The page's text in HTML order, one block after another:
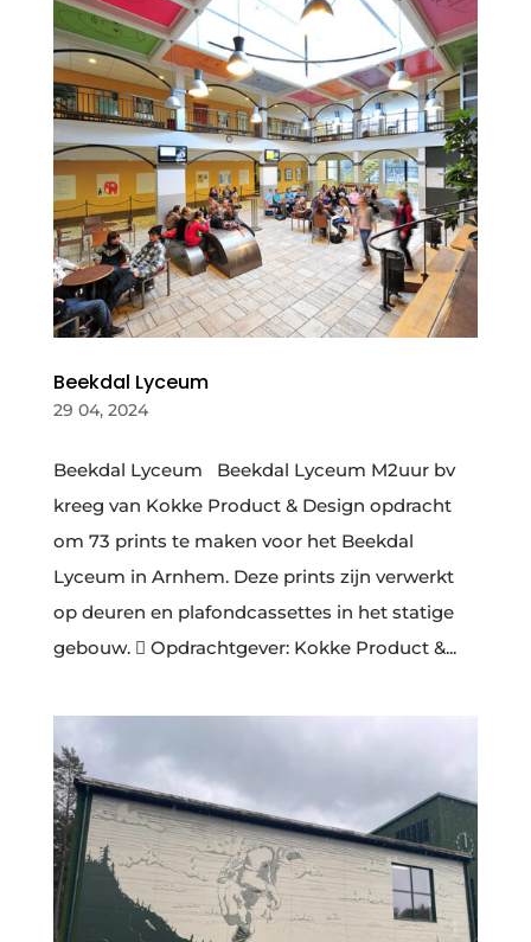
Beekdal Lyceum
29 04, 2024
Beekdal Lyceum Beekdal Lyceum M2uur bv
kreeg van Kokke Product & Design opdracht
om 73 prints te maken voor het Beekdal
Lyceum in Arnhem. Deze prints zijn verwerkt
op deuren en plafondcassettes in het statige
gebouw.  Opdrachtgever: Kokke Product &...